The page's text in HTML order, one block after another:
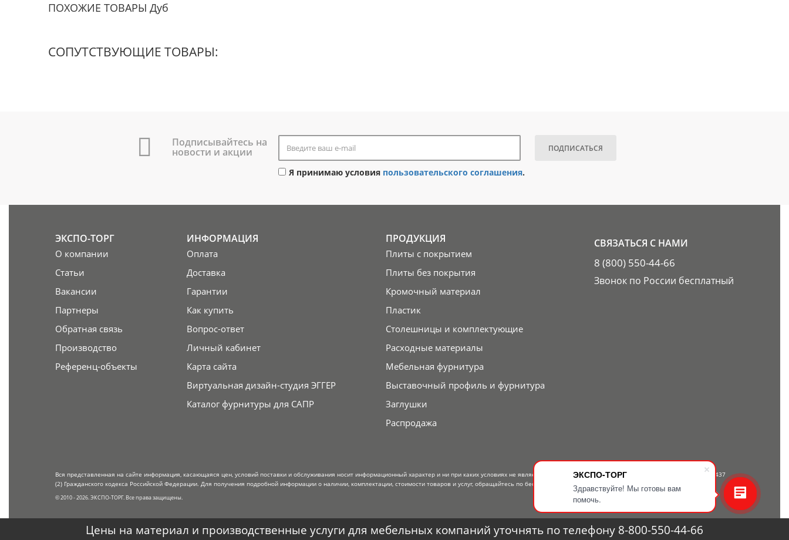
ЭКСПО-ТОРГ
Здравствуйте! Мы готовы вам
помочь.
ПОХОЖИЕ ТОВАРЫ Дуб
СОПУТСТВУЮЩИЕ ТОВАРЫ:
Подписывайтесь на
новости и акции ПОДПИСАТЬСЯ
Я принимаю условия пользовательского соглашения.
ЭКСПО-ТОРГ
О компании
Статьи
Вакансии
Партнеры
Обратная связь
Производство
Референц-объекты
ИНФОРМАЦИЯ
Оплата
Доставка
Гарантии
Как купить
Вопрос-ответ
Личный кабинет
Карта сайта
Виртуальная дизайн-студия ЭГГЕР
Каталог фурнитуры для САПР
ПРОДУКЦИЯ
Плиты с покрытием
Плиты без покрытия
Кромочный материал
Пластик
Столешницы и комплектующие
Расходные материалы
Мебельная фурнитура
Выставочный профиль и фурнитура
Заглушки
Распродажа
СВЯЗАТЬСЯ С НАМИ
8 (800) 550-44-66
Звонок по России бесплатный
Вся представленная на сайте информация, касающаяся цен, условий поставки и обслуживания носит информационный характер и ни при каких условиях не является публичной офертой, определяемой положениями Статьи 437
(2) Гражданского кодекса Российской Федерации. Для получения подробной информации о наличии, комплектации, стоимости товаров и услуг, обращайтесь по бесплатному телефону — 8-800-550-44-66.
© 2010 - 2026. ЭКСПО-ТОРГ. Все права защищены.
Цены на материал и производственные услуги для мебельных компаний уточнять по телефону 8-800-550-44-66